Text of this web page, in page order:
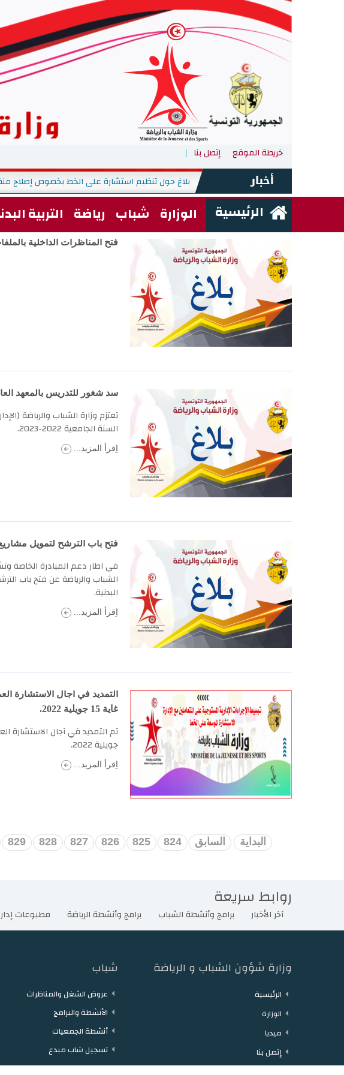
خريطة الموقع
إتصل بنا
بلاغ حول تنظيم
- الأربعاء, 29 جويلية 2026
الرئيسية الوزارة شباب رياضة التربية
فتح المناظرات الداخلية
سد شغور للتدريس بالمعهد العالي
تعتزم وزارة الشباب والرياضة
السنة الجامعية 2022-2023.
اِقرأ المزيد...
فتح باب الترشح لتمويل
في اطار دعم المبادرة الخاصة
الشباب والرياضة عن فتح باب
البدنية.
اِقرأ المزيد...
التمديد في آجال الاستشارة
غاية 15 جويلية 2022.
جويلية 2022.
اِقرأ المزيد...
البداية السابق 824
825
826
827
828
829
روابط سريعة
آخر الأخبار برامج وأنشطة الشباب برامج وأنشطة الرياضة مطبوعات
وزارة شؤون الشباب و الرياضة
الرئيسية
الوزارة
ميديا
إتصل بنا
شباب
عروض الشغل والمناظرات
الأنشطة والبرامج
أنشطة الجمعيات
تسجيل شاب مبدع